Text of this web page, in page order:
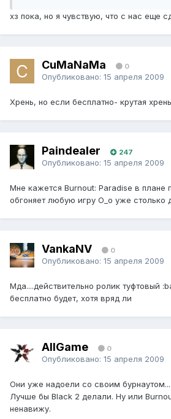
хз пока, но я чувствую, что с нас еще
CuMaNaMa 0
Опубликовано: 15 апреля 2009
Хрень, но если бесплатно- крутая
Paindealer 247
Опубликовано: 15 апреля 2009
Мне кажется Burnout: Paradise в плане
обгоняет любую игру О_о уже столько
VankaNV 0
Опубликовано: 15 апреля 2009
Мда....действительно ролик туфтовый
бесплатно будет, хотя вряд ли
AllGame 0
Опубликовано: 15 апреля 2009
Они уже надоели со своим бурнаутом...
Лучше бы Black 2 делали. Ну или
ненавижу.